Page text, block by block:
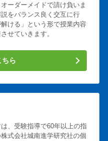
ーダーメイドで請け負いま
をバランス良く交互に行
ける」という形で授業内容
せていきます。
ちら
、受験指導で60年以上の指
式会社城南進学研究社の個